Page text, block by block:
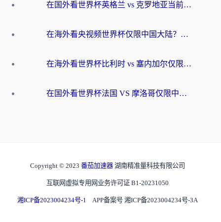
在国外看世界杯英格兰 vs 克罗地亚当前地区不可播放？这篇指南帮你搞定所有海外观赛难题
在海外看央视频世界杯仅限中国大陆？这篇指南帮你解锁中文解说+无卡顿直播
在海外看世界杯比利时 vs 塞内加尔仅限中国大陆？我找到了最流畅的中文解说之路
在国外看世界杯法国 VS 摩洛哥仅限中国大陆？海外党这样看中文解说赛事不卡顿
Copyright © 2023 番茄加速器 湖南精准量科技有限公司
互联网虚拟专用网业务许可证 B1-20231050
湘ICP备2023004234号-1 APP备案号 湘ICP备2023004234号-3A